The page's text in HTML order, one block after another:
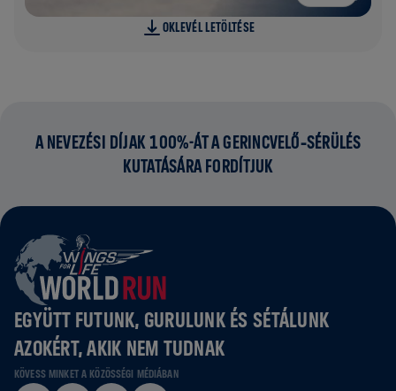
OKLEVÉL LETÖLTÉSE
A NEVEZÉSI DÍJAK 100%-ÁT A GERINCVELŐ‑SÉRÜLÉS
KUTATÁSÁRA FORDÍTJUK
EGYÜTT FUTUNK, GURULUNK ÉS SÉTÁLUNK
AZOKÉRT, AKIK NEM TUDNAK
KÖVESS MINKET A KÖZÖSSÉGI MÉDIÁBAN